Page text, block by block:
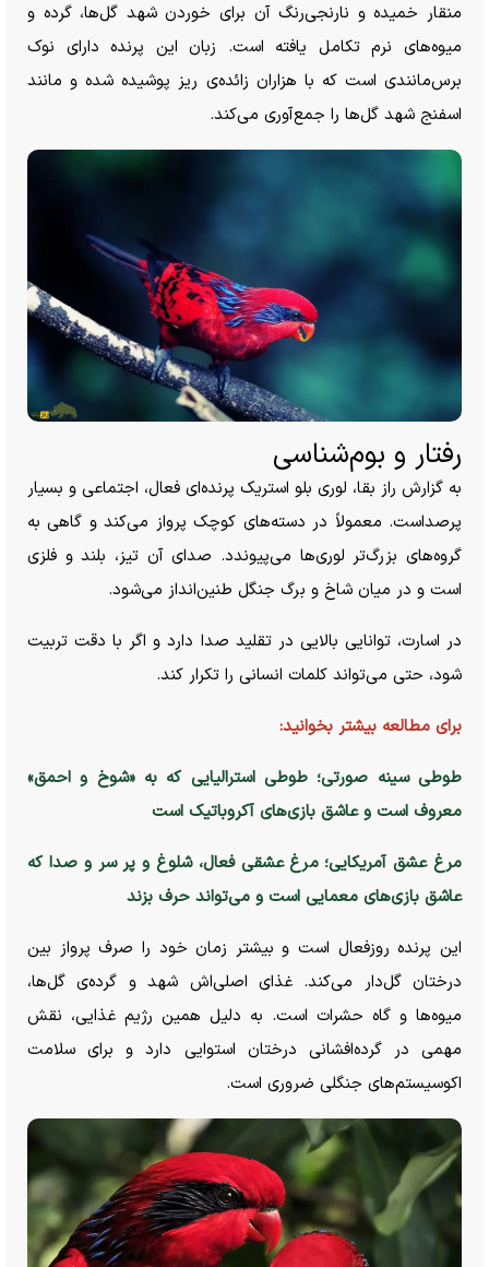
منقار خمیده و نارنجی‌رنگ آن برای خوردن شهد گل‌ها، گرده و
میوه‌های نرم تکامل یافته است. زبان این پرنده دارای نوک
برس‌مانندی است که با هزاران زائده‌ی ریز پوشیده شده و مانند
اسفنج شهد گل‌ها را جمع‌آوری می‌کند.
رفتار و بوم‌شناسی
به گزارش راز بقا، لوری بلو استریک پرنده‌ای فعال، اجتماعی و بسیار
پرصداست. معمولاً در دسته‌های کوچک پرواز می‌کند و گاهی به
گروه‌های بزرگ‌تر لوری‌ها می‌پیوندد. صدای آن تیز، بلند و فلزی
است و در میان شاخ و برگ جنگل طنین‌انداز می‌شود.
در اسارت، توانایی بالایی در تقلید صدا دارد و اگر با دقت تربیت
شود، حتی می‌تواند کلمات انسانی را تکرار کند.
برای مطالعه بیشتر بخوانید:
طوطی سینه صورتی؛ طوطی استرالیایی که به «شوخ و احمق»
معروف است و عاشق بازی‌های آکروباتیک است
مرغ عشق آمریکایی؛ مرغ عشقی فعال، شلوغ و پر سر و صدا که
عاشق بازی‌های معمایی است و می‌تواند حرف بزند
این پرنده روزفعال است و بیشتر زمان خود را صرف پرواز بین
درختان گل‌دار می‌کند. غذای اصلی‌اش شهد و گرده‌ی گل‌ها،
میوه‌ها و گاه حشرات است. به دلیل همین رژیم غذایی، نقش
مهمی در گرده‌افشانی درختان استوایی دارد و برای سلامت
اکوسیستم‌های جنگلی ضروری است.